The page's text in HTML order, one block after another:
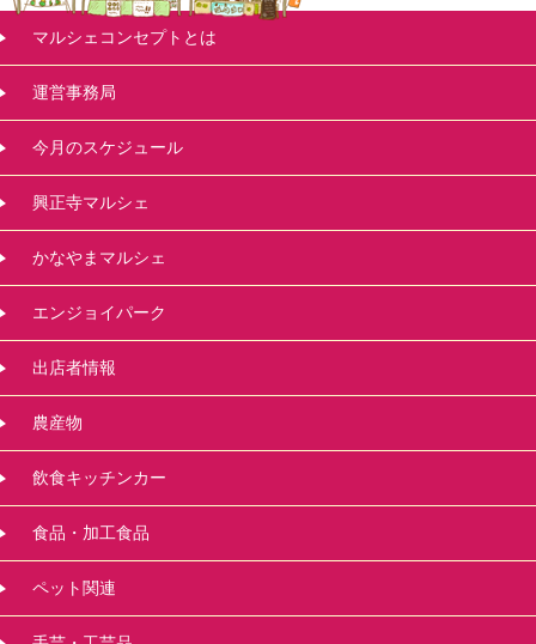
マルシェコンセプトとは
運営事務局
今月のスケジュール
興正寺マルシェ
かなやまマルシェ
エンジョイパーク
出店者情報
農産物
飲食キッチンカー
食品・加工食品
ペット関連